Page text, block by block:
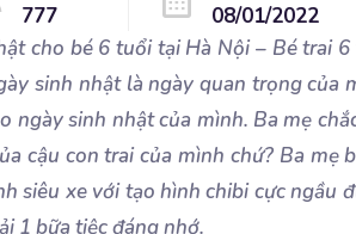
777
08/01/2022
cho bé 6 tuổi tại Hà Nội – Bé trai
sinh nhật là ngày quan trọng của
ngày sinh nhật của mình. Ba mẹ
cậu con trai của mình chứ? Ba mẹ
siêu xe với tạo hình chibi cực ngầu
1 bữa tiệc đáng nhớ.